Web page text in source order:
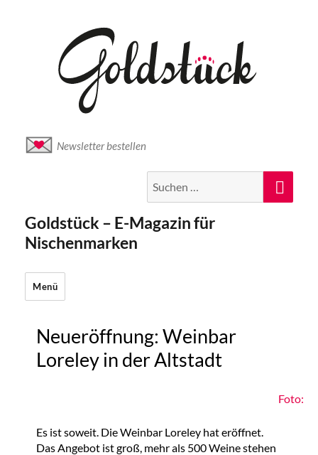
Newsletter bestellen
nach:
Goldstück – E-Magazin für
Nischenmarken
Menü
Neueröffnung: Weinbar
Loreley in der Altstadt
Foto:
Es ist soweit. Die Weinbar Loreley hat eröffnet.
Das Angebot ist groß, mehr als 500 Weine stehen